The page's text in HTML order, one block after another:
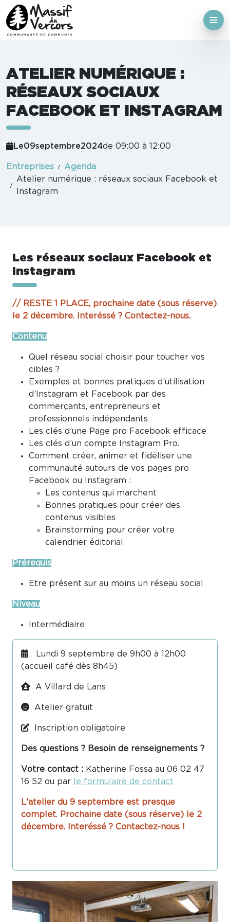
ATELIER NUMÉRIQUE :
RÉSEAUX SOCIAUX
FACEBOOK ET INSTAGRAM
Le09septembre2024de 09:00 à 12:00
Entreprises
Agenda
Atelier numérique : réseaux sociaux Facebook et
Instagram
Les réseaux sociaux Facebook et
Instagram
// RESTE 1 PLACE, prochaine date (sous réserve)
le 2 décembre. Interéssé ? Contactez-nous.
Contenu
Quel réseau social choisir pour toucher vos
cibles ?
Exemples et bonnes pratiques d’utilisation
d’Instagram et Facebook par des
commerçants, entrepreneurs et
professionnels indépendants
Les clés d’une Page pro Facebook efficace
Les clés d’un compte Instagram Pro.
Comment créer, animer et fidéliser une
communauté autours de vos pages pro
Facebook ou Instagram :
Les contenus qui marchent
Bonnes pratiques pour créer des
contenus visibles
Brainstorming pour créer votre
calendrier éditorial
Prérequis
Etre présent sur au moins un réseau social
Niveau
Intermédiaire
Lundi 9 septembre de 9h00 à 12h00
(accueil café dès 8h45)
A Villard de Lans
Atelier gratuit
Inscription obligatoire
Des questions ? Besoin de renseignements ?
Votre contact : Katherine Fossa au 06 02 47
16 52 ou par
le formulaire de contact
L'atelier du 9 septembre est presque
complet. Prochaine date (sous réserve) le 2
décembre. Interéssé ? Contactez-nous !